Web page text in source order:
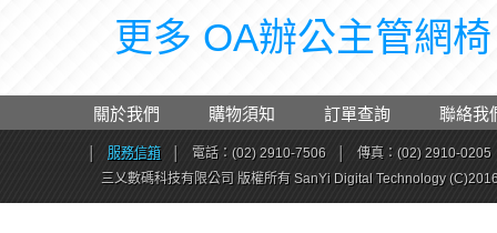
更多 OA辦公主管網
關於我們 購物須知 訂單查詢 聯絡我
服務信箱 電話：(02) 2910-7506
傳真：(02) 2910-0205
三乂數碼科技有限公司 版權所有 SanYi Digital Technology